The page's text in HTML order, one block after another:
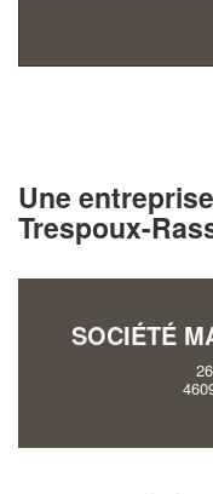
Une
Trespoux-
SOCIÉTÉ